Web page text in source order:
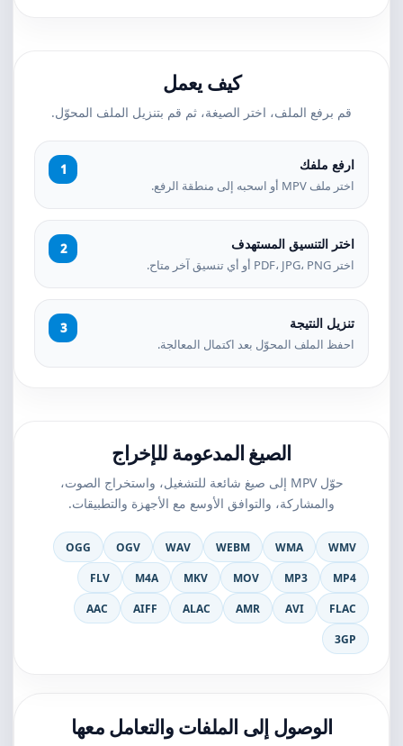
كيف يعمل
قم برفع الملف، اختر الصيغة، ثم قم بتنزيل الملف المحوّل.
ارفع ملفك
اختر ملف MPV أو اسحبه إلى منطقة الرفع.
اختر التنسيق المستهدف
اختر PDF، JPG، PNG أو أي تنسيق آخر متاح.
تنزيل النتيجة
احفظ الملف المحوّل بعد اكتمال المعالجة.
الصيغ المدعومة للإخراج
حوّل MPV إلى صيغ شائعة للتشغيل، واستخراج الصوت،
والمشاركة، والتوافق الأوسع مع الأجهزة والتطبيقات.
WMV
WMA
WEBM
WAV
OGV
OGG
MP4
MP3
MOV
MKV
M4A
FLV
FLAC
AVI
AMR
ALAC
AIFF
AAC
3GP
الوصول إلى الملفات والتعامل معها